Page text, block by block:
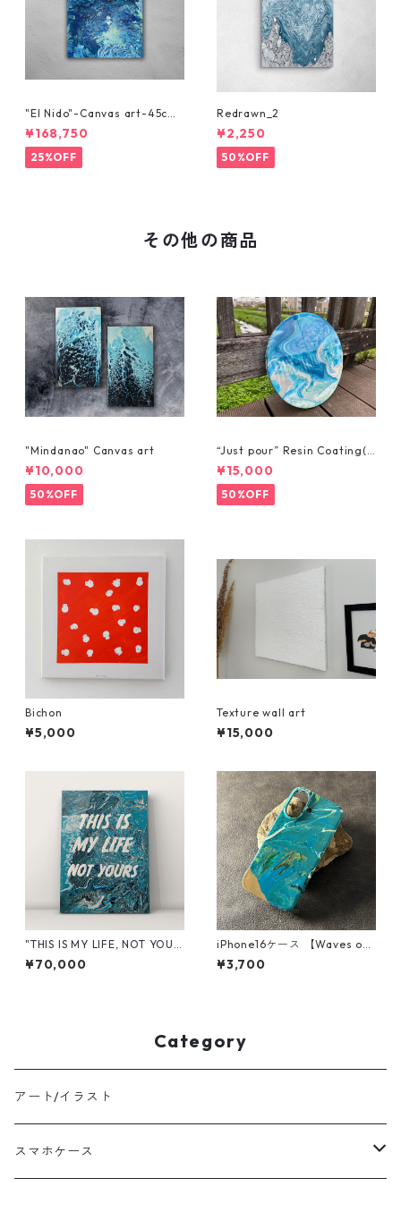
"El Nido"-Canvas art-45cm
x 45cm
¥168,750
25%OFF
Redrawn_2
¥2,250
50%OFF
その他の商品
"Mindanao" Canvas art
¥10,000
50%OFF
“Just pour” Resin Coating(0
1) "Pouring on a Round canv
as"-30cm x 30cm
¥15,000
50%OFF
Bichon
¥5,000
Texture wall art
¥15,000
"THIS IS MY LIFE, NOT YOUR
S"
¥70,000
iPhone16ケース 【Waves of
blissシリーズ】
¥3,700
Category
アート/イラスト
スマホケース